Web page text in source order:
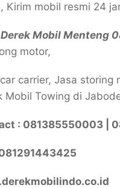
Kirim mobil resmi 24
Mobil Menteng
motor,
carrier, Jasa storing
Mobil Towing di
: 081385550003 |